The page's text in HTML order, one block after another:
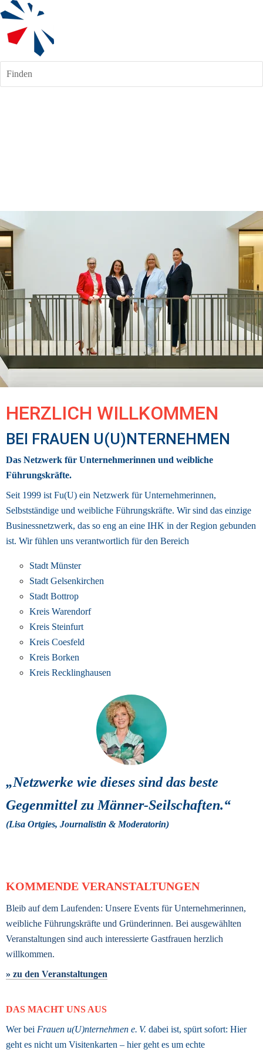
Finden
HERZLICH WILLKOMMEN
BEI FRAUEN U(U)NTERNEHMEN
Das Netzwerk für Unternehmerinnen und weibliche
Führungskräfte.
Seit 1999 ist Fu(U) ein Netzwerk für Unternehmerinnen,
Businessnetzwerk, das so eng an eine IHK in der Region gebunden
ist. Wir fühlen uns verantwortlich für den Bereich
Stadt Münster
Stadt Gelsenkirchen
Stadt Bottrop
Kreis Warendorf
Kreis Steinfurt
Kreis Coesfeld
Kreis Borken
Kreis Recklinghausen
„Netzwerke wie dieses sind das beste
Gegenmittel zu Männer-Seilschaften.“
(Lisa Ortgies, Journalistin & Moderatorin)
KOMMENDE VERANSTALTUNGEN
Bleib auf dem Laufenden: Unsere Events für Unternehmerinnen,
weibliche Führungskräfte und Gründerinnen. Bei ausgewählten
Veranstaltungen sind auch interessierte Gastfrauen herzlich
willkommen.
» zu den Veranstaltungen
DAS MACHT UNS AUS
Wer bei Frauen u(U)nternehmen e. V. dabei ist, spürt sofort: Hier
geht es nicht um Visitenkarten – hier geht es um echte